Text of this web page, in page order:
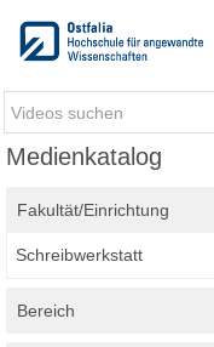
Medienkatalog
Fakultät/Einrichtung
Schreibwerkstatt
Bereich